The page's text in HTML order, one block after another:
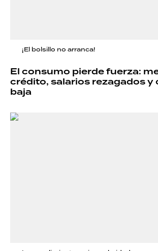
¡El bolsillo no arranca!
El consumo pierde fuerza:
crédito, salarios rezagados y
baja